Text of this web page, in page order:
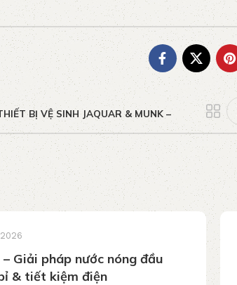
BỊ VỆ SINH JAQUAR & MUNK –
Giải pháp nước nóng đầu
& tiết kiệm điện